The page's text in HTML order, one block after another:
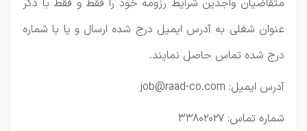
متقاضیان واجدين شرايط رزومه خود را فقط و فقط با ذکر
عنوان شغلی به آدرس ایمیل درج شده ارسال و يا با شماره
درج شده تماس حاصل نمايند.
آدرس ایمیل: job@raad-co.com
شماره تماس: 33802027